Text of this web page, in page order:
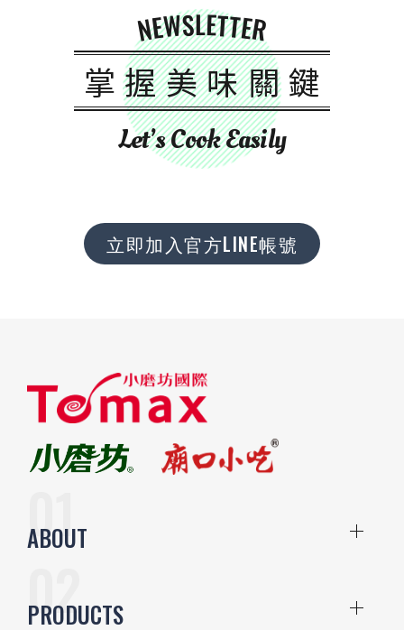
NEWSLETTER
掌握美味關鍵
Let’s Cook Easily
立即加入官方LINE帳號
ABOUT
PRODUCTS